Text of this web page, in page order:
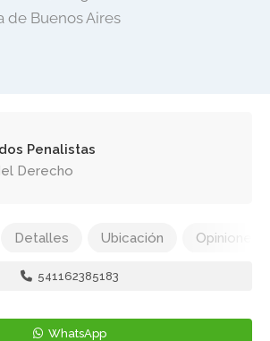
de Buenos Aires
Penalistas
Derecho
Detalles Ubicación Opiniones
541162385183
WhatsApp